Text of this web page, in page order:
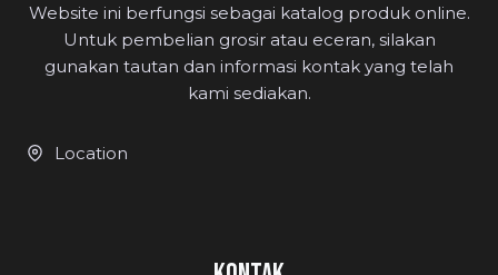
Website ini berfungsi sebagai katalog produk online.
Untuk pembelian grosir atau eceran, silakan
gunakan tautan dan informasi kontak yang telah
kami sediakan.
Location